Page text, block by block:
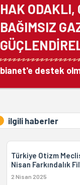
HAK ODAKLI,
BAĞIMSIZ
bianet'e destek
ilgili haberler
Türkiye Otizm
Nisan Farkındalık
2 Nisan 2025